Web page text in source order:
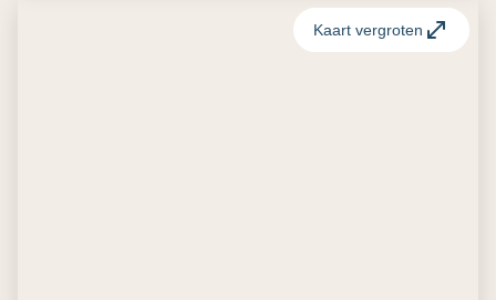
Kaart vergroten